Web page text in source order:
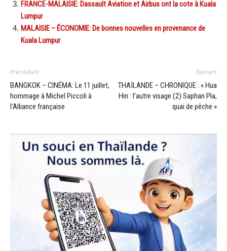
FRANCE-MALAISIE: Dassault Aviation et Airbus ont la cote à Kuala
Lumpur
MALAISIE – ÉCONOMIE: De bonnes nouvelles en provenance de
Kuala Lumpur
Précédent
BANGKOK – CINÉMA: Le 11 juillet,
hommage à Michel Piccoli à
l’Alliance française
Suivant
THAÏLANDE – CHRONIQUE : « Hua
Hin : l’autre visage (2) Saphan Pla,
quai de pêche »